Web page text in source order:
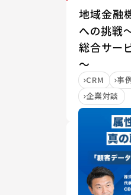
地域金融
への挑戦
総合サー
～
CRM 事
企業対談